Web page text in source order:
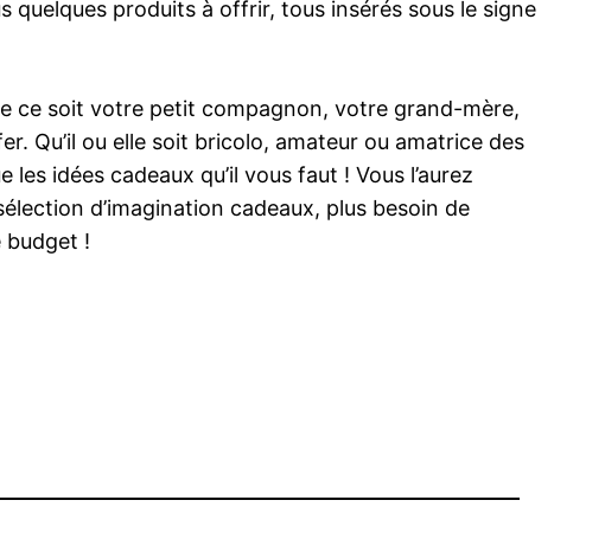
produits à offrir, tous insérés sous le signe
ce soit votre petit compagnon, votre grand-mère,
Qu’il ou elle soit bricolo, amateur ou amatrice des
idées cadeaux qu’il vous faut ! Vous l’aurez
d’imagination cadeaux, plus besoin de
budget !